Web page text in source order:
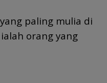
paling mulia di
orang yang